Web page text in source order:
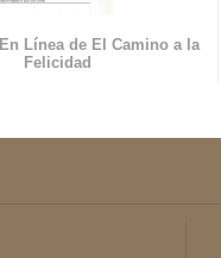
Línea de El Camino a la
Felicidad